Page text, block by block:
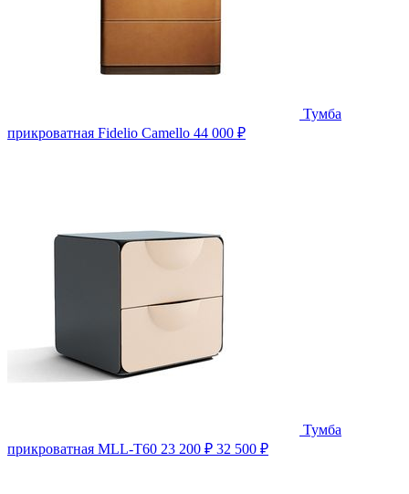
Тумба
прикроватная Fidelio Camello 44 000 ₽
Тумба
прикроватная MLL-T60 23 200 ₽ 32 500 ₽